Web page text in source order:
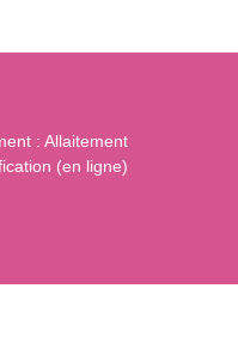
: Allaitement
(en ligne)